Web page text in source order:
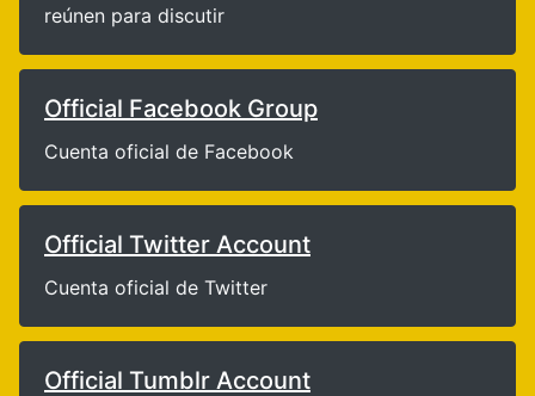
reúnen para discutir
Official Facebook Group
Cuenta oficial de Facebook
Official Twitter Account
Cuenta oficial de Twitter
Official Tumblr Account